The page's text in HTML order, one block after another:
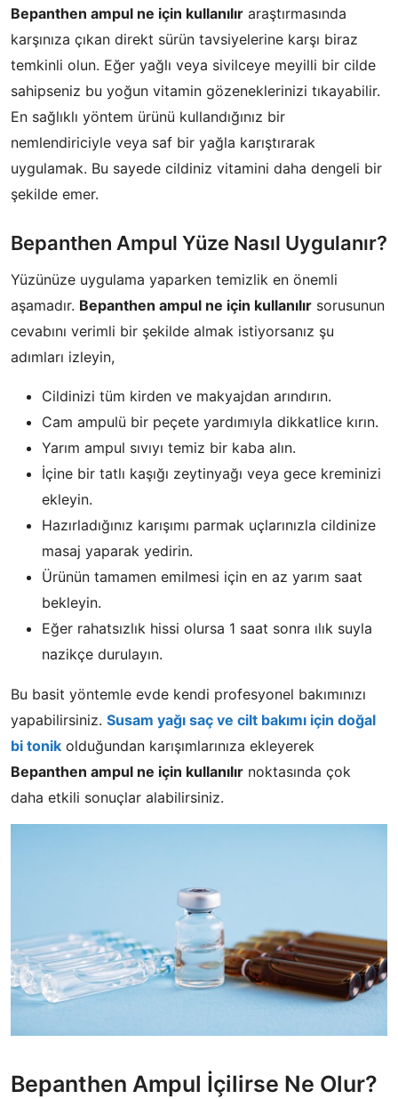
Bepanthen ampul ne için kullanılır araştırmasında
karşınıza çıkan direkt sürün tavsiyelerine karşı biraz
temkinli olun. Eğer yağlı veya sivilceye meyilli bir cilde
sahipseniz bu yoğun vitamin gözeneklerinizi tıkayabilir.
En sağlıklı yöntem ürünü kullandığınız bir
nemlendiriciyle veya saf bir yağla karıştırarak
uygulamak. Bu sayede cildiniz vitamini daha dengeli bir
şekilde emer.
Bepanthen Ampul Yüze Nasıl Uygulanır?
Yüzünüze uygulama yaparken temizlik en önemli
aşamadır. Bepanthen ampul ne için kullanılır sorusunun
cevabını verimli bir şekilde almak istiyorsanız şu
adımları izleyin,
​Cildinizi tüm kirden ve makyajdan arındırın.
​Cam ampulü bir peçete yardımıyla dikkatlice kırın.
​Yarım ampul sıvıyı temiz bir kaba alın.
​İçine bir tatlı kaşığı zeytinyağı veya gece kreminizi
ekleyin.
​Hazırladığınız karışımı parmak uçlarınızla cildinize
masaj yaparak yedirin.
​Ürünün tamamen emilmesi için en az yarım saat
bekleyin.
​Eğer rahatsızlık hissi olursa 1 saat sonra ılık suyla
nazikçe durulayın.
Bu basit yöntemle evde kendi profesyonel bakımınızı
yapabilirsiniz. Susam yağı saç ve cilt bakımı için doğal
bi tonik olduğundan karışımlarınıza ekleyerek
Bepanthen ampul ne için kullanılır noktasında çok
daha etkili sonuçlar alabilirsiniz.
​Bepanthen Ampul İçilirse Ne Olur?